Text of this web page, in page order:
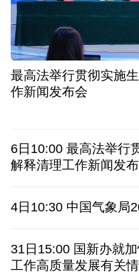
年中经济观察 服务实
7月份中国仓储指数保
俄黑客称获取北约直
全球媒体聚焦︱外媒
日本在南鸟岛部署反
最高法举行贯彻实施
作新闻发布会
6日10:00 最高法举行
解释清理工作新闻发
4日10:30 中国气象局
31日15:00 国新办就
工作高质量发展有关